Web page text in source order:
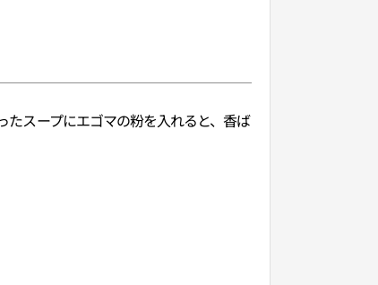
スープにエゴマの粉を入れると、香ば